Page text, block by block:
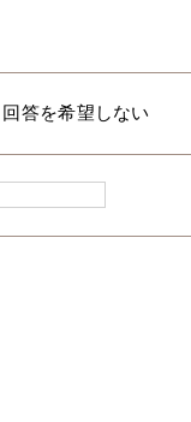
回答を希望しない